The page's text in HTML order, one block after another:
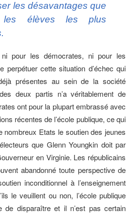
les désavantages que
les élèves les plus
pour les démocrates, ni pour les
perpétuer cette situation d’échec qui
présentes au sein de la société
deux partis n’a véritablement de
ont pour la plupart embrassé avec
récentes de l’école publique, ce qui
nombreux Etats le soutien des jeunes
que Glenn Youngkin doit par
en Virginie. Les républicains
abandonné toute perspective de
inconditionnel à l’enseignement
le veuillent ou non, l’école publique
de disparaître et il n’est pas certain